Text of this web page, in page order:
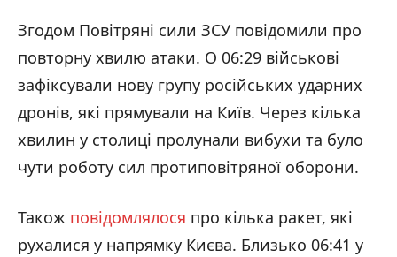
Згодом Повітряні сили ЗСУ повідомили про
повторну хвилю атаки. О 06:29 військові
зафіксували нову групу російських ударних
дронів, які прямували на Київ. Через кілька
хвилин у столиці пролунали вибухи та було
чути роботу сил протиповітряної оборони.
Також повідомлялося про кілька ракет, які
рухалися у напрямку Києва. Близько 06:41 у